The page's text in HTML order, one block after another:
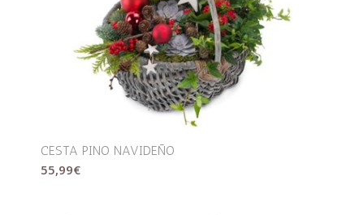
CESTA PINO NAVIDEÑO
55,99€